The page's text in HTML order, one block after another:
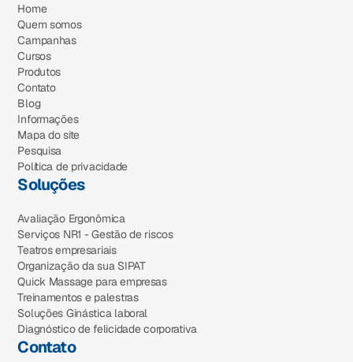
Home
Quem somos
Campanhas
Cursos
Produtos
Contato
Blog
Informações
Mapa do site
Pesquisa
Política de privacidade
Soluções
Avaliação Ergonômica
Serviços NR1 - Gestão de riscos
Teatros empresariais
Organização da sua SIPAT
Quick Massage para empresas
Treinamentos e palestras
Soluções Ginástica laboral
Diagnóstico de felicidade corporativa
Contato